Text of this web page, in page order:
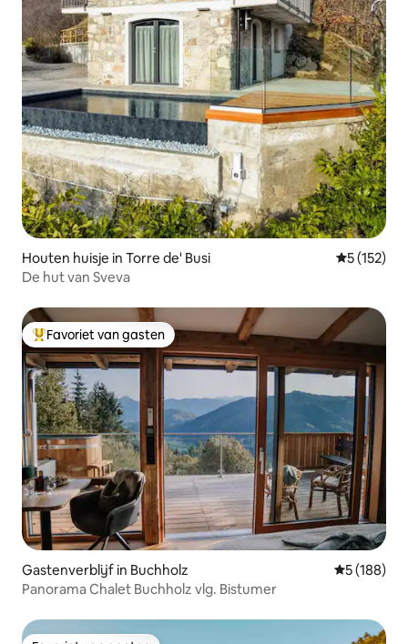
Houten huisje in Torre de' Busi
5 (152)
De hut van Sveva
Topfavoriet van gasten
Favoriet van gasten
Gastenverblijf in Buchholz
5 (188)
Panorama Chalet Buchholz vlg. Bistumer